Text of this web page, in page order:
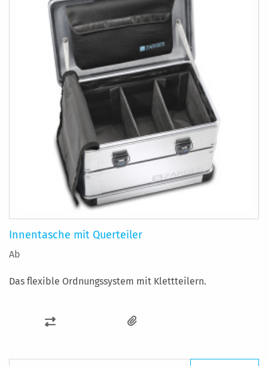
Innentasche mit Querteiler
Ab
Das flexible Ordnungssystem mit Klettteilern.
ZUR
HINZUFÜGEN